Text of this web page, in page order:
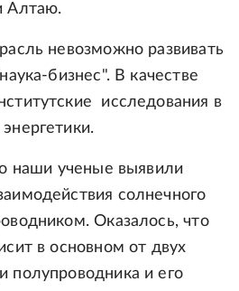
Алтаю.
невозможно развивать
бизнес". В качестве
исследования в
наши ученые выявили
солнечного
Оказалось, что
в основном от двух
полупроводника и его